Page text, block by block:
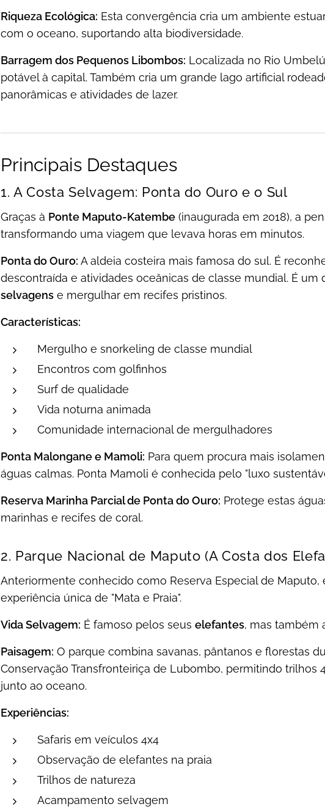
Riqueza Ecológica: Esta convergência cria um ambiente
com o oceano, suportando alta biodiversidade.
Barragem dos Pequenos Libombos: Localizada no Rio
potável à capital. Também cria um grande lago artificial
panorâmicas e atividades de lazer.
Principais Destaques
1. A Costa Selvagem: Ponta do Ouro e o Sul
Graças à Ponte Maputo-Katembe (inaugurada em 2018), a
transformando uma viagem que levava horas em minutos.
Ponta do Ouro: A aldeia costeira mais famosa do sul. É
descontraída e atividades oceânicas de classe mundial. É um
selvagens e mergulhar em recifes pristinos.
Características:
Mergulho e snorkeling de classe mundial
Encontros com golfinhos
Surf de qualidade
Vida noturna animada
Comunidade internacional de mergulhadores
Ponta Malongane e Mamoli: Para quem procura mais
águas calmas. Ponta Mamoli é conhecida pelo "luxo
Reserva Marinha Parcial de Ponta do Ouro: Protege estas
marinhas e recifes de coral.
2. Parque Nacional de Maputo (A Costa dos
Anteriormente conhecido como Reserva Especial de
experiência única de "Mata e Praia".
Vida Selvagem: É famoso pelos seus elefantes, mas também
Paisagem: O parque combina savanas, pântanos e florestas
Conservação Transfronteiriça de Lubombo, permitindo trilhos
junto ao oceano.
Experiências:
Safaris em veículos 4x4
Observação de elefantes na praia
Trilhos de natureza
Acampamento selvagem